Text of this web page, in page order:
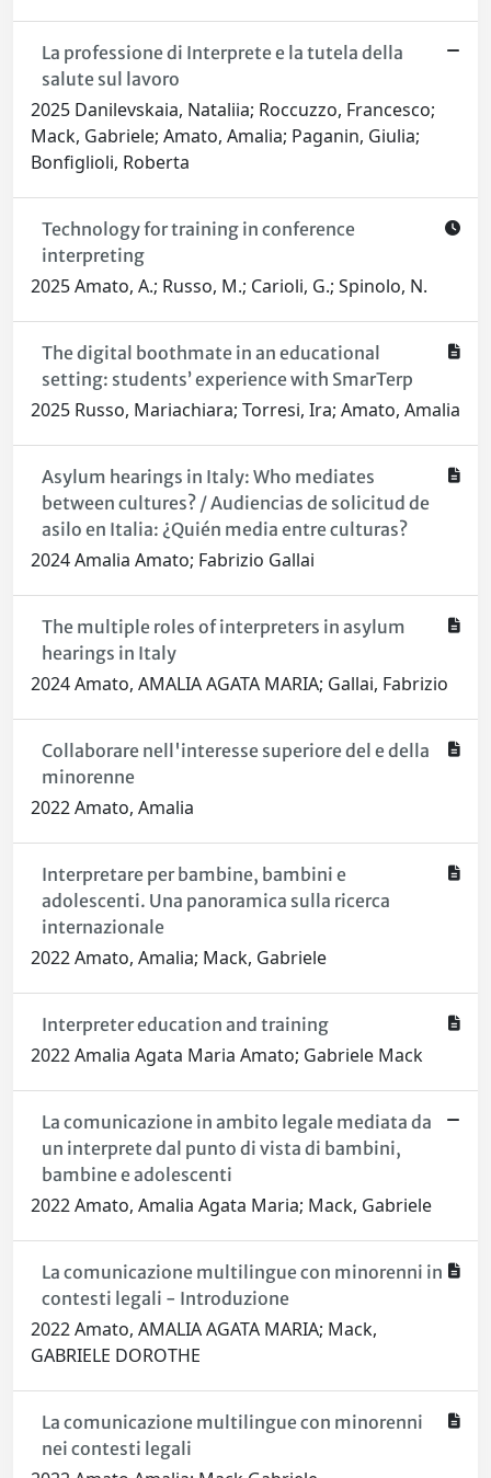
La professione di Interprete e la tutela della
salute sul lavoro
2025 Danilevskaia, Nataliia; Roccuzzo, Francesco;
Mack, Gabriele; Amato, Amalia; Paganin, Giulia;
Bonfiglioli, Roberta
Technology for training in conference
interpreting
2025 Amato, A.; Russo, M.; Carioli, G.; Spinolo, N.
The digital boothmate in an educational
setting: students’ experience with SmarTerp
2025 Russo, Mariachiara; Torresi, Ira; Amato, Amalia
Asylum hearings in Italy: Who mediates
between cultures? / Audiencias de solicitud de
asilo en Italia: ¿Quién media entre culturas?
2024 Amalia Amato; Fabrizio Gallai
The multiple roles of interpreters in asylum
hearings in Italy
2024 Amato, AMALIA AGATA MARIA; Gallai, Fabrizio
Collaborare nell'interesse superiore del e della
minorenne
2022 Amato, Amalia
Interpretare per bambine, bambini e
adolescenti. Una panoramica sulla ricerca
internazionale
2022 Amato, Amalia; Mack, Gabriele
Interpreter education and training
2022 Amalia Agata Maria Amato; Gabriele Mack
La comunicazione in ambito legale mediata da
un interprete dal punto di vista di bambini,
bambine e adolescenti
2022 Amato, Amalia Agata Maria; Mack, Gabriele
La comunicazione multilingue con minorenni in
contesti legali - Introduzione
2022 Amato, AMALIA AGATA MARIA; Mack,
GABRIELE DOROTHE
La comunicazione multilingue con minorenni
nei contesti legali